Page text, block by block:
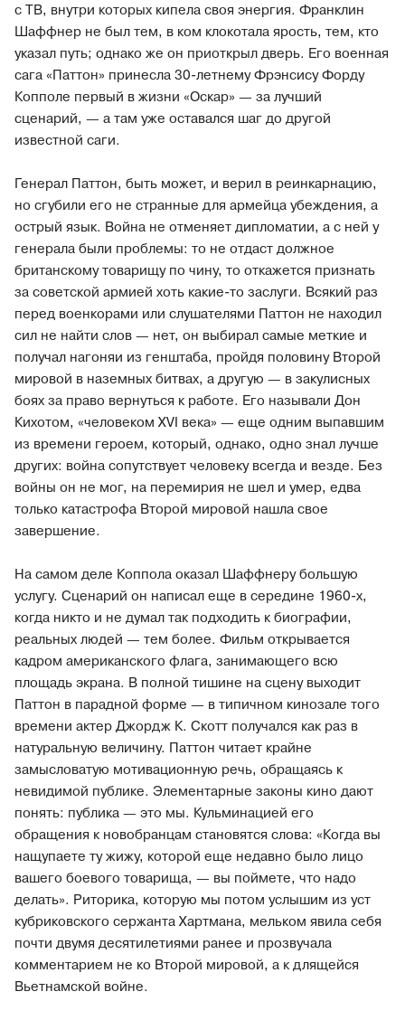
с ТВ, внутри которых кипела своя энергия. Франклин
Шаффнер не был тем, в ком клокотала ярость, тем, кто
указал путь; однако же он приоткрыл дверь. Его военная
сага «Паттон» принесла 30-летнему Фрэнсису Форду
Копполе первый в жизни «Оскар» — за лучший
сценарий, — а там уже оставался шаг до другой
известной саги.
Генерал Паттон, быть может, и верил в реинкарнацию,
но сгубили его не странные для армейца убеждения, а
острый язык. Война не отменяет дипломатии, а с ней у
генерала были проблемы: то не отдаст должное
британскому товарищу по чину, то откажется признать
за советской армией хоть какие-то заслуги. Всякий раз
перед военкорами или слушателями Паттон не находил
сил не найти слов — нет, он выбирал самые меткие и
получал нагоняи из генштаба, пройдя половину Второй
мировой в наземных битвах, а другую — в закулисных
боях за право вернуться к работе. Его называли Дон
Кихотом, «человеком XVI века» — еще одним выпавшим
из времени героем, который, однако, одно знал лучше
других: война сопутствует человеку всегда и везде. Без
войны он не мог, на перемирия не шел и умер, едва
только катастрофа Второй мировой нашла свое
завершение.
На самом деле Коппола оказал Шаффнеру большую
услугу. Сценарий он написал еще в середине 1960-х,
когда никто и не думал так подходить к биографии,
реальных людей — тем более. Фильм открывается
кадром американского флага, занимающего всю
площадь экрана. В полной тишине на сцену выходит
Паттон в парадной форме — в типичном кинозале того
времени актер Джордж К. Скотт получался как раз в
натуральную величину. Паттон читает крайне
замысловатую мотивационную речь, обращаясь к
невидимой публике. Элементарные законы кино дают
понять: публика — это мы. Кульминацией его
обращения к новобранцам становятся слова: «Когда вы
нащупаете ту жижу, которой еще недавно было лицо
вашего боевого товарища, — вы поймете, что надо
делать». Риторика, которую мы потом услышим из уст
кубриковского сержанта Хартмана, мельком явила себя
почти двумя десятилетиями ранее и прозвучала
комментарием не ко Второй мировой, а к длящейся
Вьетнамской войне.